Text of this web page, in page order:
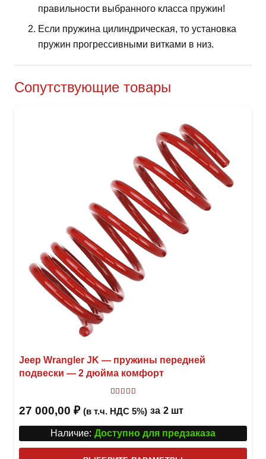
правильности выбранного класса пружин!
Если пружина цилиндрическая, то установка
пружин прогрессивными витками в низ.
Сопутствующие товары
Jeep Wrangler JK — пружины передней
подвески — 2 дюйма комфорт
27 000,00 ₽ (в т.ч. НДС 5%) за 2 шт
Наличие: Доступно для предзаказа